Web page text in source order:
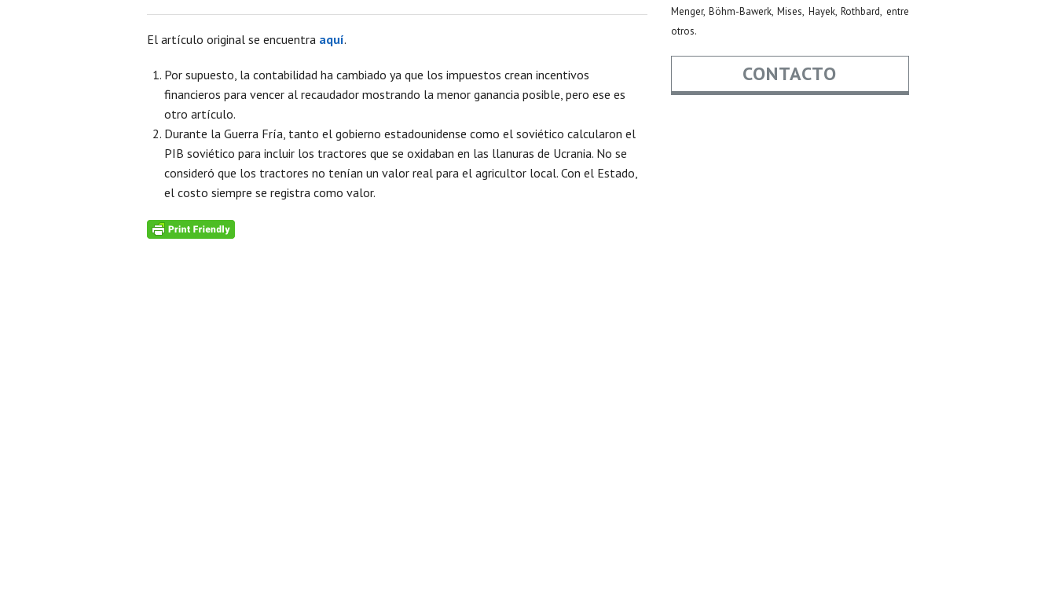
El artículo original se encuentra aquí.
Por supuesto, la contabilidad ha cambiado ya que los impuestos crean incentivos
financieros para vencer al recaudador mostrando la menor ganancia posible, pero ese es
otro artículo.
Durante la Guerra Fría, tanto el gobierno estadounidense como el soviético calcularon el
PIB soviético para incluir los tractores que se oxidaban en las llanuras de Ucrania. No se
consideró que los tractores no tenían un valor real para el agricultor local. Con el Estado,
el costo siempre se registra como valor.
Menger, Böhm-Bawerk, Mises, Hayek, Rothbard, entre
otros.
CONTACTO